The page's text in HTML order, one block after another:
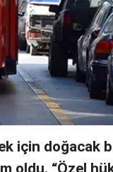
için doğacak
oldu. “Özel